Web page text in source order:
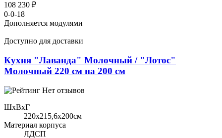
108 230 ₽
0-0-18
Дополняется модулями
Доступно для доставки
Кухня "Лаванда" Молочный / "Лотос"
Молочный 220 см на 200 см
Нет отзывов
ШхВхГ
220x215,6х200см
Материал корпуса
ЛДСП